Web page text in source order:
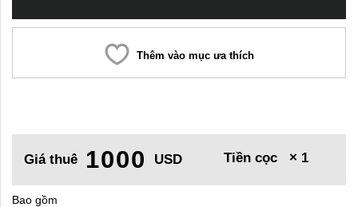
Thêm vào mục ưa thích
Giá thuê 1000 USD Tiền cọc × 1
Bao gồm